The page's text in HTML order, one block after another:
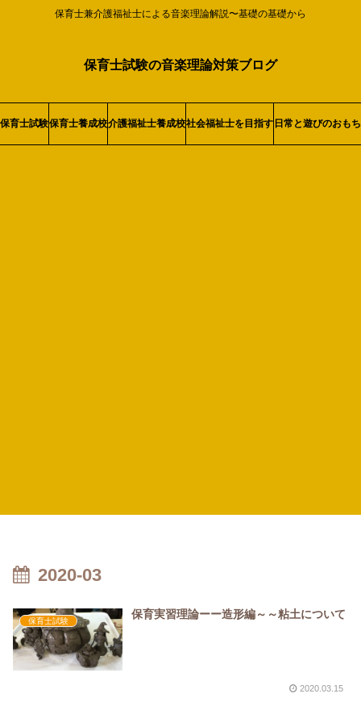
保育士兼介護福祉士による音楽理論解説〜基礎の基礎から
保育士試験の音楽理論対策ブログ
保育士試験保育士養成校介護福祉士養成校社会福祉士を目指す 日常と遊びのおも
2020-03
保育士試験
保育実習理論ーー造形編～～粘土について
2020.03.15